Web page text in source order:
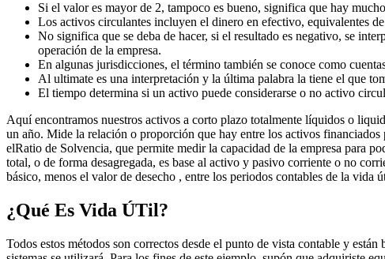
Si el valor es mayor de 2, tampoco es bueno, significa que hay
Los activos circulantes incluyen el dinero en efectivo, equivalentes
No significa que se deba de hacer, si el resultado es negativo, se
operación de la empresa.
En algunas jurisdicciones, el término también se conoce como
Al ultimate es una interpretación y la última palabra la tiene el que
El tiempo determina si un activo puede considerarse o no activo
Aquí encontramos nuestros activos a corto plazo totalmente líquidos o
un año. Mide la relación o proporción que hay entre los activos
elRatio de Solvencia, que permite medir la capacidad de la empresa para
total, o de forma desagregada, es base al activo y pasivo corriente o no
básico, menos el valor de desecho , entre los periodos contables de la vida
¿Qué Es Vida ÚTil?
Todos estos métodos son correctos desde el punto de vista contable y